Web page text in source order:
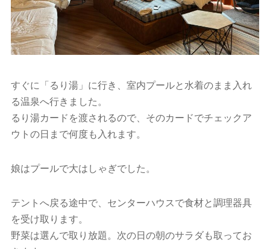
すぐに「るり湯」に行き、室内プールと水着のまま入れ
る温泉へ行きました。
るり湯カードを渡されるので、そのカードでチェックア
ウトの日まで何度も入れます。
娘はプールで大はしゃぎでした。
テントへ戻る途中で、センターハウスで食材と調理器具
を受け取ります。
野菜は選んで取り放題。次の日の朝のサラダも取ってお